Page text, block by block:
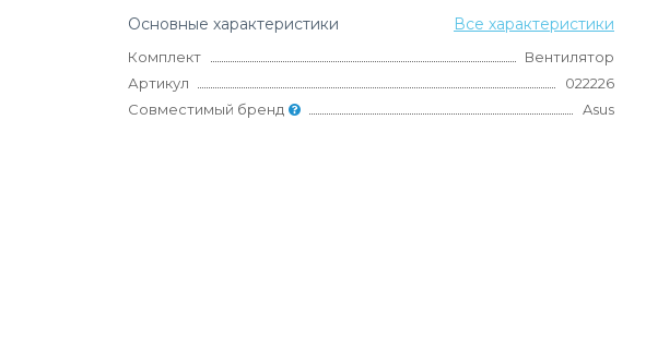
Основные характеристики Все характеристики
Комплект
Вентилятор
Артикул
022226
Совместимый бренд
Asus